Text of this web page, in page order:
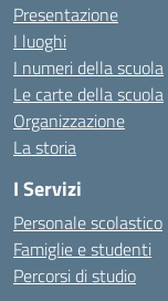
Presentazione
I luoghi
I numeri della scuola
Le carte della scuola
Organizzazione
La storia
I Servizi
Personale scolastico
Famiglie e studenti
Percorsi di studio